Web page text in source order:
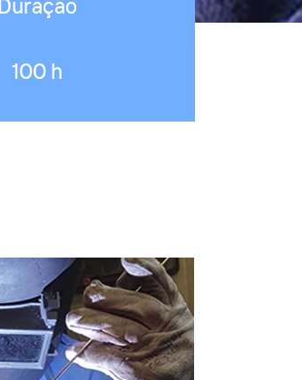
Duração
100 h